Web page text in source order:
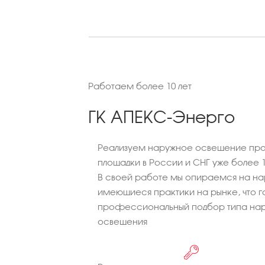
Работаем более 10 лет
ГК АПЕКС-Энерго
Реализуем наружное освещение
площадки в России и СНГ уже более
В своей работе мы опираемся на
имеющиеся практики на рынке, что
профессиональный подбор типа
освещения